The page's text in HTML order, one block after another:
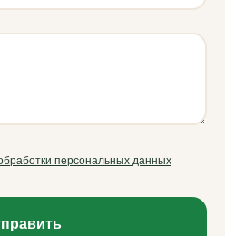
персональных данных